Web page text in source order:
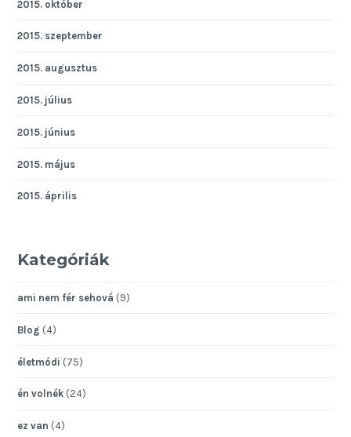
2015. október
2015. szeptember
2015. augusztus
2015. július
2015. június
2015. május
2015. április
Kategóriák
ami nem fér sehová (9)
Blog (4)
életmódi (75)
én volnék (24)
ez van (4)